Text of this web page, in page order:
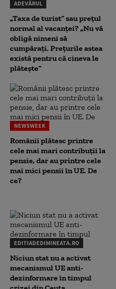
ADEVĂRUL
„Taxa de turist” sau prețul
normal al vacanței? „Nu vă
obligă nimeni să
cumpărați. Prețurile astea
există pentru că cineva le
plătește”
NEWSWEEK
Românii plătesc printre
cele mai mari contribuții la
pensie, dar au printre cele
mai mici pensii în UE. De
ce?
EDITIADEDIMINEATA.RO
Niciun stat nu a activat
mecanismul UE anti-
dezinformare în timpul